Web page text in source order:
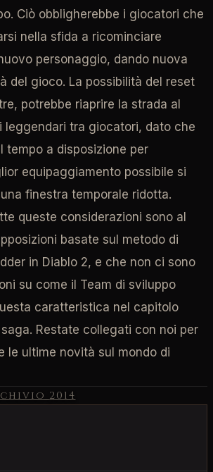
Ciò obbligherebbe i giocatori che
nella sfida a ricominciare
personaggio, dando nuova
del gioco. La possibilità del reset
potrebbe riaprire la strada al
leggendari tra giocatori, dato che
tempo a disposizione per
equipaggiamento possibile si
finestra temporale ridotta.
queste considerazioni sono al
basate sul metodo di
in Diablo 2, e che non ci sono
su come il Team di sviluppo
caratteristica nel capitolo
Restate collegati con noi per
le ultime novità sul mondo di
2014